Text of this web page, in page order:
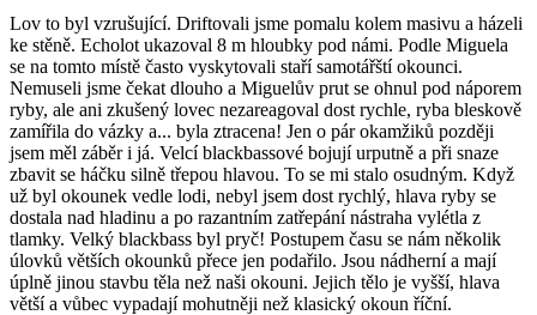
Lov to byl vzrušující. Driftovali jsme pomalu kolem masivu a házeli
ke stěně. Echolot ukazoval 8 m hloubky pod námi. Podle Miguela
se na tomto místě často vyskytovali staří samotářští okounci.
Nemuseli jsme čekat dlouho a Miguelův prut se ohnul pod náporem
ryby, ale ani zkušený lovec nezareagoval dost rychle, ryba bleskově
zamířila do vázky a... byla ztracena! Jen o pár okamžiků později
jsem měl záběr i já. Velcí blackbassové bojují urputně a při snaze
zbavit se háčku silně třepou hlavou. To se mi stalo osudným. Když
už byl okounek vedle lodi, nebyl jsem dost rychlý, hlava ryby se
dostala nad hladinu a po razantním zatřepání nástraha vylétla z
tlamky. Velký blackbass byl pryč! Postupem času se nám několik
úlovků větších okounků přece jen podařilo. Jsou nádherní a mají
úplně jinou stavbu těla než naši okouni. Jejich tělo je vyšší, hlava
větší a vůbec vypadají mohutněji než klasický okoun říční.